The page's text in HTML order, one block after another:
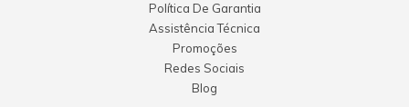
Política De Garantia
Assistência Técnica
Promoções
Redes Sociais
Blog